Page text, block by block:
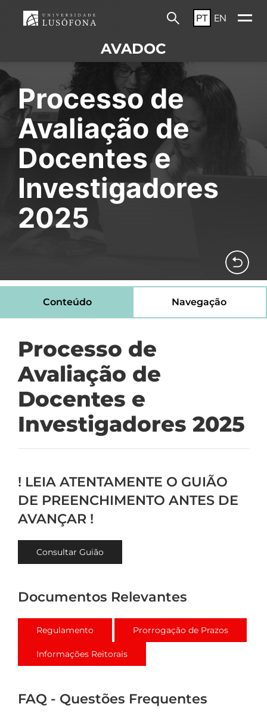
PT EN
AVADOC
Processo de
Avaliação de
Docentes e
Investigadores
2025
Conteúdo Navegação
Processo de
Avaliação de
Docentes e
Investigadores 2025
! LEIA ATENTAMENTE O GUIÃO
DE PREENCHIMENTO ANTES DE
AVANÇAR !
Consultar Guião
Documentos Relevantes
Regulamento Prorrogação de Prazos
Informações Reitorais
FAQ - Questões Frequentes